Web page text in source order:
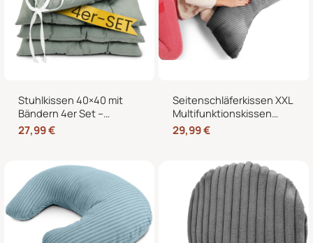
Stuhlkissen 40×40 mit
Bändern 4er Set –
Sitzkissen für Indoor &
Outdoor
27,99€
Seitenschläferkissen XXL
Multifunktionskissen
Stillkissen – Lesekissen
für Bett und Sofa, weich
29,99€